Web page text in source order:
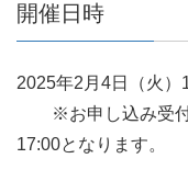
開催日時
2025年2月4日（火）
※お申し込み受付
17:00となります。